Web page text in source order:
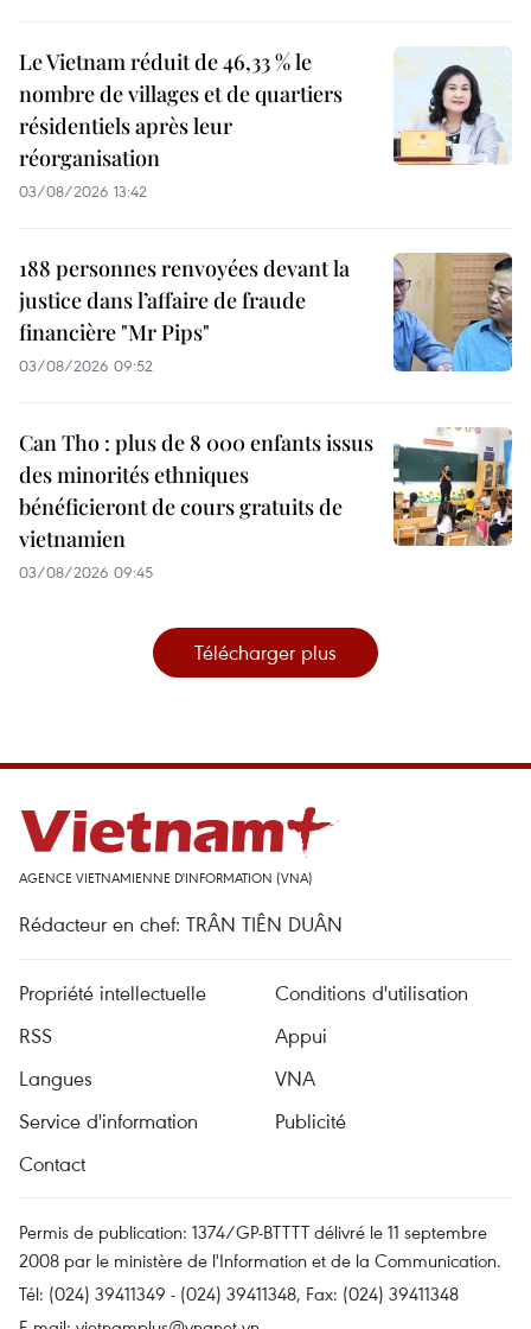
Le Vietnam réduit de 46,33 % le
nombre de villages et de quartiers
résidentiels après leur
réorganisation
03/08/2026 13:42
188 personnes renvoyées devant la
justice dans l’affaire de fraude
financière "Mr Pips"
03/08/2026 09:52
Can Tho : plus de 8 000 enfants issus
des minorités ethniques
bénéficieront de cours gratuits de
vietnamien
03/08/2026 09:45
Télécharger plus
AGENCE VIETNAMIENNE D'INFORMATION (VNA)
Rédacteur en chef: TRÂN TIÊN DUÂN
Propriété intellectuelle
Conditions d'utilisation
RSS
Appui
Langues
VNA
Service d'information
Publicité
Contact
Permis de publication: 1374/GP-BTTTT délivré le 11 septembre
2008 par le ministère de l'Information et de la Communication.
Tél: (024) 39411349 - (024) 39411348, Fax: (024) 39411348